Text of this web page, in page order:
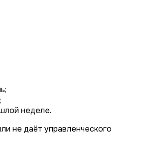
неделе.
не даёт управленческого